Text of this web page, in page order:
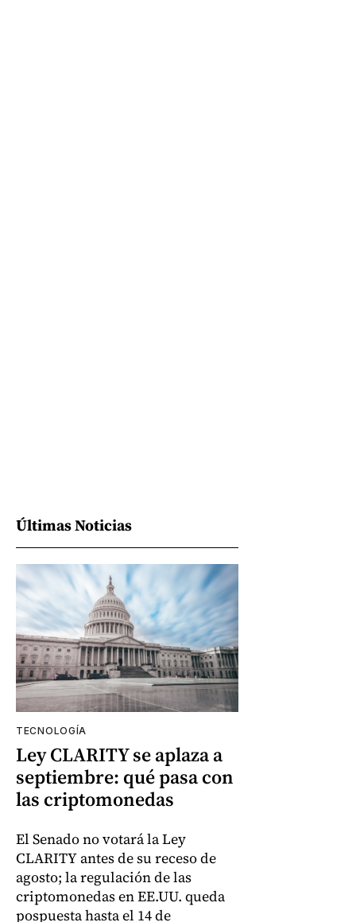
Últimas Noticias
TECNOLOGÍA
Ley CLARITY se aplaza a
septiembre: qué pasa con
las criptomonedas
El Senado no votará la Ley
CLARITY antes de su receso de
agosto; la regulación de las
criptomonedas en EE.UU. queda
pospuesta hasta el 14 de